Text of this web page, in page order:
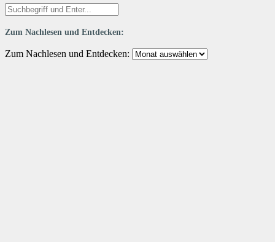
Zum Nachlesen und Entdecken:
Zum Nachlesen und Entdecken: